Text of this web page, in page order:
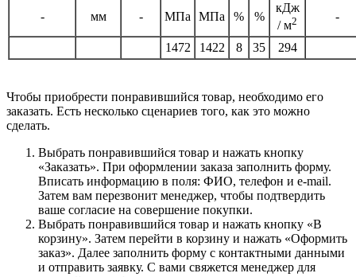
- мм - МПа МПа % %
кДж
/ м2 -
1472 1422 8 35 294
Чтобы приобрести понравившийся товар, необходимо его
заказать. Есть несколько сценариев того, как это можно
сделать.
Выбрать понравившийся товар и нажать кнопку
«Заказать». При оформлении заказа заполнить форму.
Вписать информацию в поля: ФИО, телефон и e-mail.
Затем вам перезвонит менеджер, чтобы подтвердить
ваше согласие на совершение покупки.
Выбрать понравившийся товар и нажать кнопку «В
корзину». Затем перейти в корзину и нажать «Оформить
заказ». Далее заполнить форму с контактными данными
и отправить заявку. С вами свяжется менеджер для